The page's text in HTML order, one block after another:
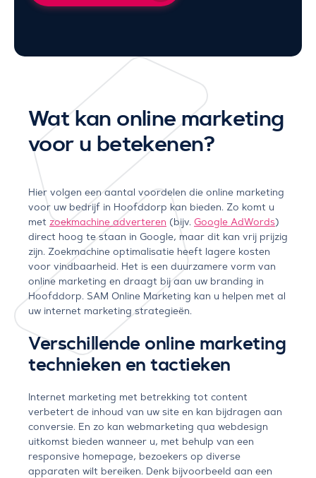
Wat kan online marketing
voor u betekenen?
Hier volgen een aantal voordelen die online marketing
voor uw bedrijf in Hoofddorp kan bieden. Zo komt u
met zoekmachine adverteren (bijv. Google AdWords)
direct hoog te staan in Google, maar dit kan vrij prijzig
zijn. Zoekmachine optimalisatie heeft lagere kosten
voor vindbaarheid. Het is een duurzamere vorm van
online marketing en draagt bij aan uw branding in
Hoofddorp. SAM Online Marketing kan u helpen met al
uw internet marketing strategieën.
Verschillende online marketing
technieken en tactieken
Internet marketing met betrekking tot content
verbetert de inhoud van uw site en kan bijdragen aan
conversie. En zo kan webmarketing qua webdesign
uitkomst bieden wanneer u, met behulp van een
responsive homepage, bezoekers op diverse
apparaten wilt bereiken. Denk bijvoorbeeld aan een